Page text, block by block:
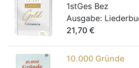
1stGes Bez
Ausgabe:
21,70 €
10.000 Gründe